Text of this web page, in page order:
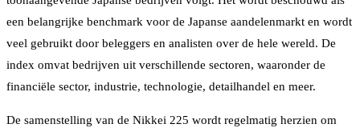
een belangrijke benchmark voor de Japanse aandelenmarkt en wordt
veel gebruikt door beleggers en analisten over de hele wereld. De
index omvat bedrijven uit verschillende sectoren, waaronder de
financiële sector, industrie, technologie, detailhandel en meer.
De samenstelling van de Nikkei 225 wordt regelmatig herzien om